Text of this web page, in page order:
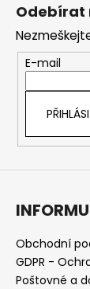
Odebírat
E-mail
Obchodní
GDPR -
Poštovné a